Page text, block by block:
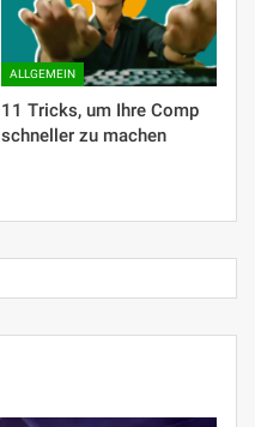
ALLGEMEIN
11 Tricks, um Ihre Comp
schneller zu machen